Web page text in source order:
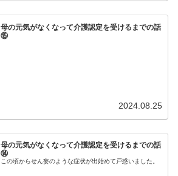
母の元気がなくなって介護認定を受けるまでの話
⑮
2024.08.25
母の元気がなくなって介護認定を受けるまでの話
⑭
この頃からせん妄のような症状が出始めて戸惑いました。